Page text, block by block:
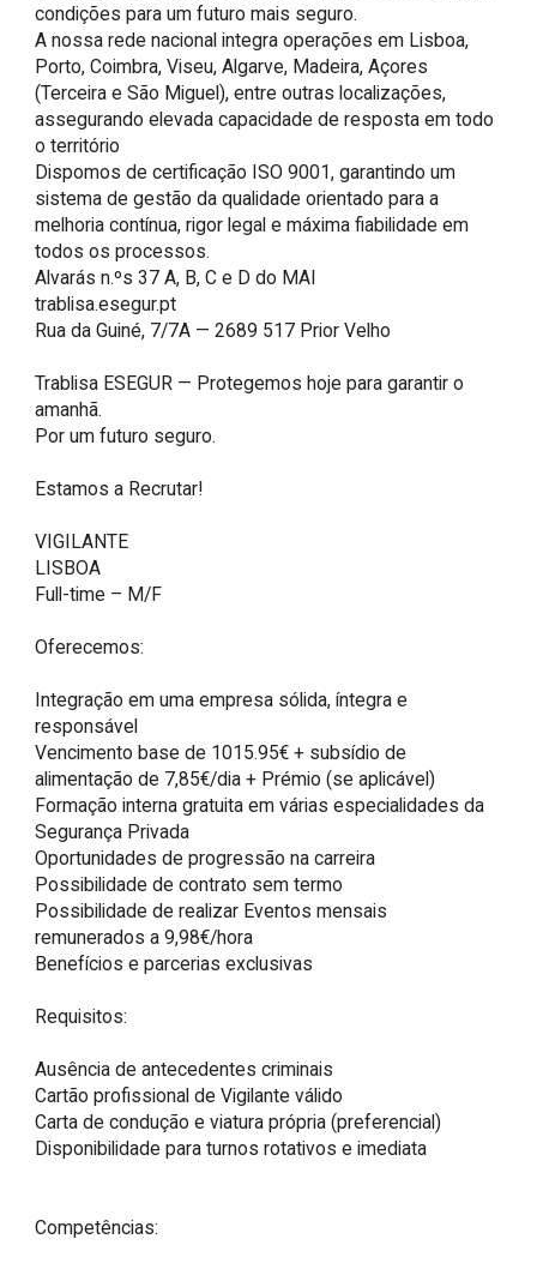
condições para um futuro mais seguro.
A nossa rede nacional integra operações em Lisboa,
Porto, Coimbra, Viseu, Algarve, Madeira, Açores
(Terceira e São Miguel), entre outras localizações,
assegurando elevada capacidade de resposta em todo
o território
Dispomos de certificação ISO 9001, garantindo um
sistema de gestão da qualidade orientado para a
melhoria contínua, rigor legal e máxima fiabilidade em
todos os processos.
Alvarás n.ºs 37 A, B, C e D do MAI
trablisa.esegur.pt
Rua da Guiné, 7/7A — 2689 517 Prior Velho
Trablisa ESEGUR — Protegemos hoje para garantir o
amanhã.
Por um futuro seguro.
Estamos a Recrutar!
VIGILANTE
LISBOA
Full-time – M/F
Oferecemos:
Integração em uma empresa sólida, íntegra e
responsável
Vencimento base de 1015.95€ + subsídio de
alimentação de 7,85€/dia + Prémio (se aplicável)
Formação interna gratuita em várias especialidades da
Segurança Privada
Oportunidades de progressão na carreira
Possibilidade de contrato sem termo
Possibilidade de realizar Eventos mensais
remunerados a 9,98€/hora
Benefícios e parcerias exclusivas
Requisitos:
Ausência de antecedentes criminais
Cartão profissional de Vigilante válido
Carta de condução e viatura própria (preferencial)
Disponibilidade para turnos rotativos e imediata
Competências: